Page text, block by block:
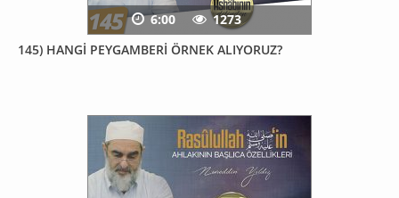
145) HANGİ PEYGAMBERİ ÖRNEK ALIYORUZ?
6:00 1273